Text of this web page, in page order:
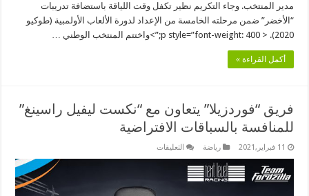
مدير المنتخب. وجاء التكريم نظير تكفل وقت اللياقة باستضافة تدريبات
“الأخضر” ضمن مرحلته الخامسة من الإعداد لدورة الألعاب الأولمبية (طوكيو
2020). < p style=”font-weight: 400;”>واختتم المنتخب الوطني …
أكمل القراءة »
فريق “فوردزيلا” يتعاون مع “نكست ليفيل راسينغ”
للمنافسة بالسباقات الافتراضية
11 فبراير,2021 رياضة التعليقاتعلى
“نكست